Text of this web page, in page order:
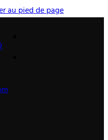
au pied de page